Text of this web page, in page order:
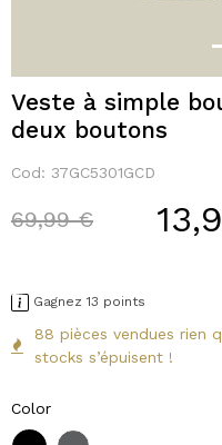
Veste à simple
deux boutons
Cod: 37GC5301GCD
Price reduced from
69,99 €to
Gagnez 13 points
88 pièces vendues rien
stocks s’épuisent !
Color